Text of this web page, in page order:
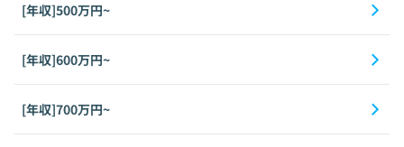
[年収]500万円~
[年収]600万円~
[年収]700万円~